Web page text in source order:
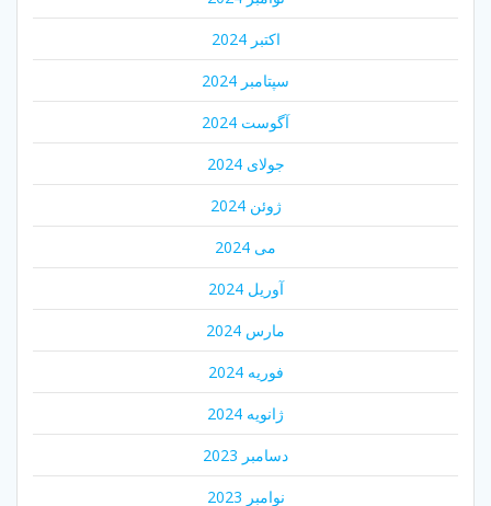
اکتبر 2024
سپتامبر 2024
آگوست 2024
جولای 2024
ژوئن 2024
می 2024
آوریل 2024
مارس 2024
فوریه 2024
ژانویه 2024
دسامبر 2023
نوامبر 2023